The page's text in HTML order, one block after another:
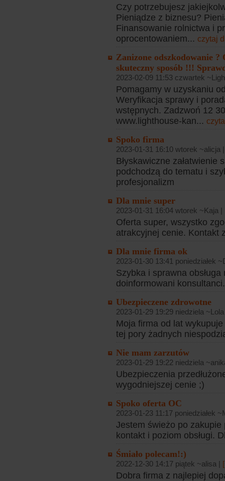
Czy potrzebujesz
Pieniądze z biznesu?
Finansowanie rolnictwa i
oprocentowaniem... czytaj
Zanizone odszkodowanie ?
skuteczny sposób !!!
2023-02-09 11:53 czwartek
Pomagamy w uzyskaniu
Weryfikacja sprawy i
wstępnych. Zadzwoń 12
www.lighthouse-kan...
Spoko firma
2023-01-31 16:10 wtorek ~alicja
Błyskawiczne
podchodzą do tematu i
profesjonalizm
Dla mnie super
2023-01-31 16:04 wtorek ~Kaja |
Oferta super, wszystko
atrakcyjnej cenie. Kontakt
Dla mnie firma ok
2023-01-30 13:41 poniedziałek
Szybka i sprawna
doinformowani
Ubezpieczene zdrowotne
2023-01-29 19:29 niedziela
Moja firma od lat
tej pory żadnych
Nie mam zarzutów
2023-01-29 19:22 niedziela
Ubezpieczenia
wygodniejszej cenie ;)
Spoko oferta OC
2023-01-23 11:17 poniedziałek
Jestem świeżo po zakupie
kontakt i poziom obsługi.
Śmiało polecam!:)
2022-12-30 14:17 piątek ~alisa |
Dobra firma z najlepiej